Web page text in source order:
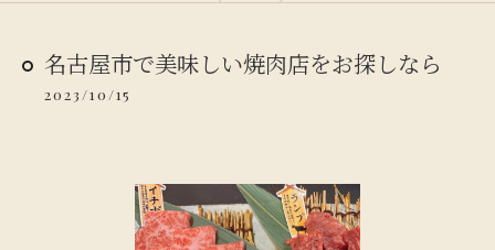
名古屋市で美味しい焼肉店をお探しなら
2023/10/15